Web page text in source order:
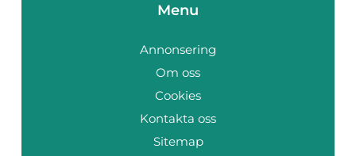
Menu
Annonsering
Om oss
Cookies
Kontakta oss
Sitemap